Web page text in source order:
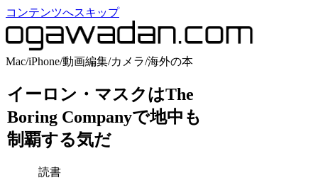
コンテンツへスキップ
Mac/iPhone/動画編集/カメラ/海外の本
イーロン・マスクはThe
Boring Companyで地中も
制覇する気だ
読書